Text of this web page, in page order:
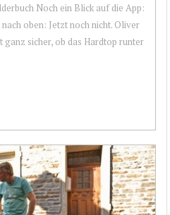
Noch ein Blick auf die App:
oben: Jetzt noch nicht. Oliver
ganz sicher, ob das Hardtop runter